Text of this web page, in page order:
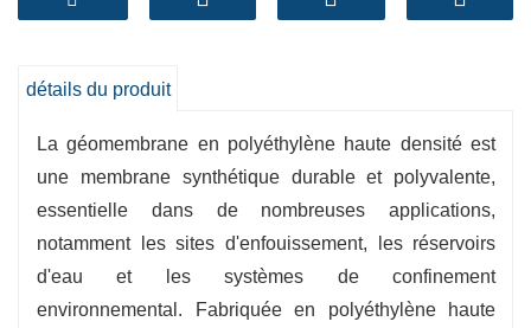
nombreux projets d'ingénierie.
-Résistance chimique
matières dangereuses.
-Stabilité aux UV:Résistant aux rayons
ultraviolets, prolongeant la durée de vie de la
membrane.
-Rentable : Offre une stabilité de performance
universelle primaire quotidienne et un prix
détails du produit
La géomembrane en polyéthylène haute densité est
une membrane synthétique durable et polyvalente,
essentielle dans de nombreuses applications,
notamment les sites d'enfouissement, les réservoirs
d'eau et les systèmes de confinement
environnemental. Fabriquée en polyéthylène haute